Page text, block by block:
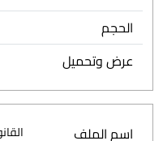
الحجم
عرض وتحميل
اسم الملف